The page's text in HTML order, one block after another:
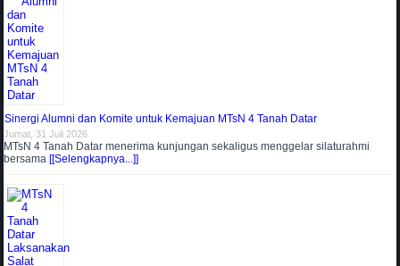
Sinergi Alumni dan Komite untuk Kemajuan MTsN 4 Tanah Datar
Jumat, 31 Juli 2026
MTsN 4 Tanah Datar menerima kunjungan sekaligus menggelar silaturahmi
bersama [[Selengkapnya...]]